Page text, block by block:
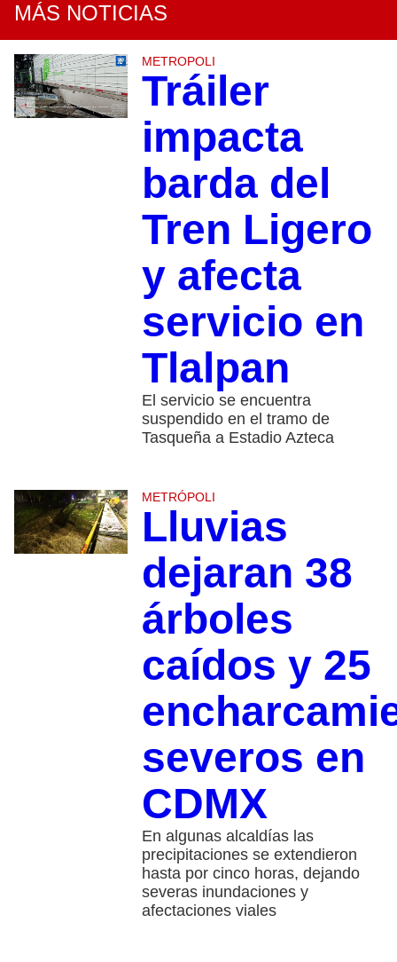
MÁS NOTICIAS
METROPOLI
Tráiler
impacta
barda del
Tren Ligero
y afecta
servicio en
Tlalpan
El servicio se encuentra
suspendido en el tramo de
Tasqueña a Estadio Azteca
METRÓPOLI
Lluvias
dejaran 38
árboles
caídos y 25
severos en
CDMX
En algunas alcaldías las
precipitaciones se extendieron
hasta por cinco horas, dejando
severas inundaciones y
afectaciones viales